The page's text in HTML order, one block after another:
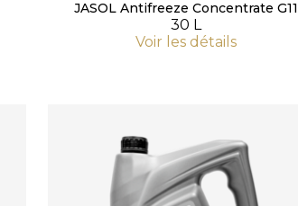
JASOL Antifreeze Concentrate G11
30 L
Voir les détails